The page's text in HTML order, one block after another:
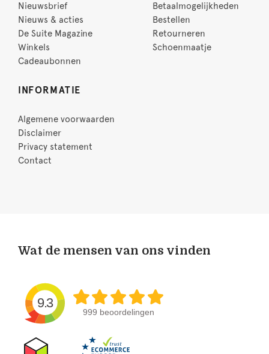
Nieuwsbrief
Nieuws & acties
De Suite Magazine
Winkels
Cadeaubonnen
Betaalmogelijkheden
Bestellen
Retourneren
Schoenmaatje
INFORMATIE
Algemene voorwaarden
Disclaimer
Privacy statement
Contact
Wat de mensen van ons vinden
9.3
999 beoordelingen